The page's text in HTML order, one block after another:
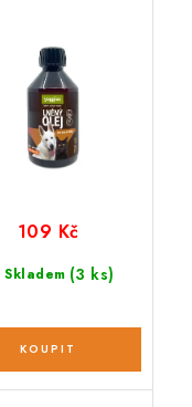
Skladem (3 ks)
109 Kč